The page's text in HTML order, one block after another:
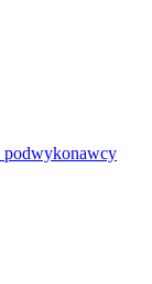
podwykonawcy